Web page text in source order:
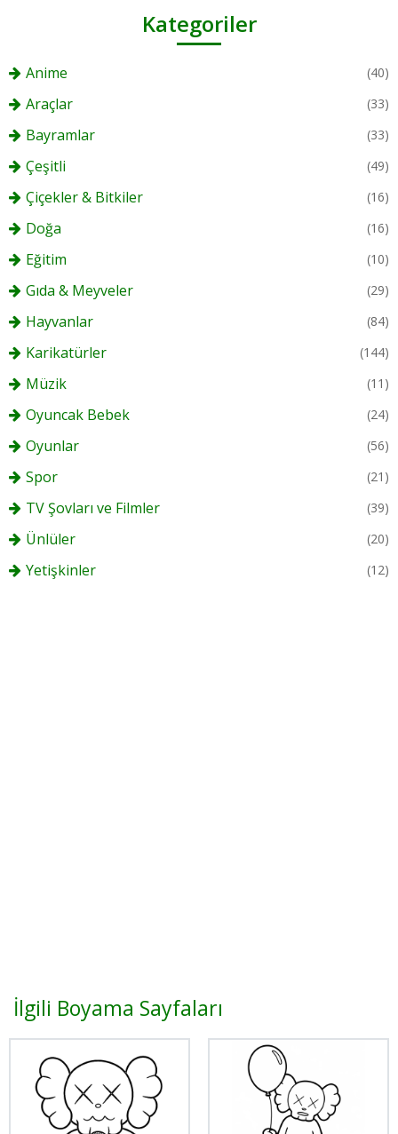
Kategoriler
Anime (40)
Araçlar (33)
Bayramlar (33)
Çeşitli (49)
Çiçekler & Bitkiler (16)
Doğa (16)
Eğitim (10)
Gıda & Meyveler (29)
Hayvanlar (84)
Karikatürler (144)
Müzik (11)
Oyuncak Bebek (24)
Oyunlar (56)
Spor (21)
TV Şovları ve Filmler (39)
Ünlüler (20)
Yetişkinler (12)
İlgili Boyama Sayfaları